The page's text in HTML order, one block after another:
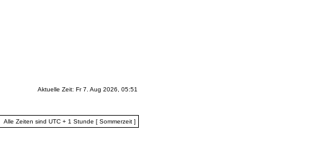
Aktuelle Zeit: Fr 7. Aug 2026, 05:51
Alle Zeiten sind UTC + 1 Stunde [ Sommerzeit ]